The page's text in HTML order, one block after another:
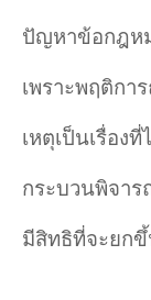
ปัญหาข้อกฎห
เพราะพฤติกา
เหตุเป็นเรื่อ
กระบวนพิจา
มีสิทธิที่จะยก